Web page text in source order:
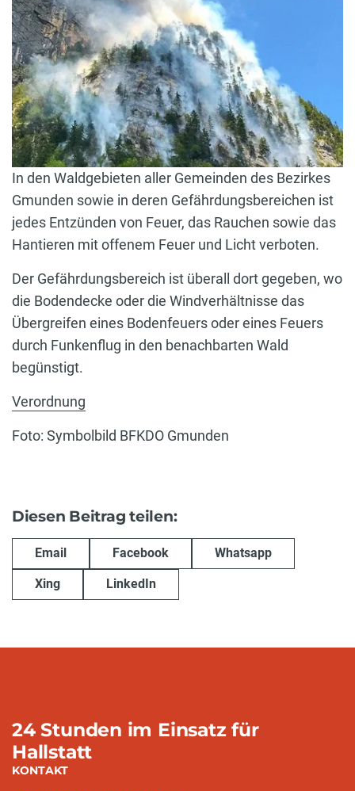
In den Waldgebieten aller Gemeinden des Bezirkes
Gmunden sowie in deren Gefährdungsbereichen ist
jedes Entzünden von Feuer, das Rauchen sowie das
Hantieren mit offenem Feuer und Licht verboten.
Der Gefährdungsbereich ist überall dort gegeben, wo
die Bodendecke oder die Windverhältnisse das
Übergreifen eines Bodenfeuers oder eines Feuers
durch Funkenflug in den benachbarten Wald
begünstigt.
Verordnung
Foto: Symbolbild BFKDO Gmunden
Diesen Beitrag teilen:
Email Facebook Whatsapp
Xing LinkedIn
24 Stunden im Einsatz für
Hallstatt
KONTAKT